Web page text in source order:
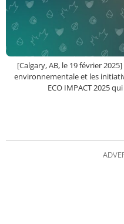
[Calgary, AB, le 19 février
environnementale et les
ECO IMPACT 2025